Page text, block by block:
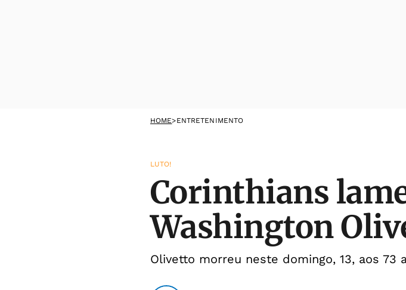
HOME>ENTRETENIMENTO
LUTO!
Corinthians
Washington
Olivetto morreu neste domingo, 13, aos 73